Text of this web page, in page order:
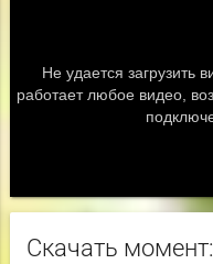
Скачать момент: